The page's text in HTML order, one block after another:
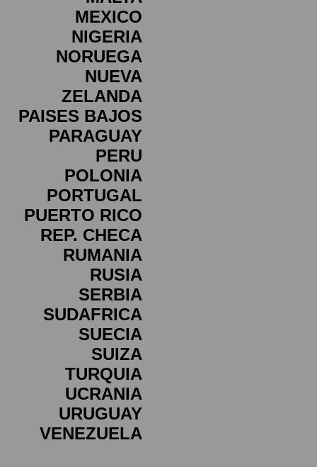
MEXICO
NIGERIA
NORUEGA
NUEVA
ZELANDA
PAISES BAJOS
PARAGUAY
PERU
POLONIA
PORTUGAL
PUERTO RICO
REP. CHECA
RUMANIA
RUSIA
SERBIA
SUDAFRICA
SUECIA
SUIZA
TURQUIA
UCRANIA
URUGUAY
VENEZUELA